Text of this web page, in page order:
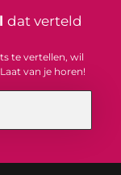
dat verteld
te vertellen, wil
van je horen!